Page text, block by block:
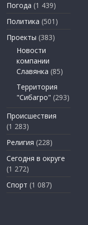
Погода (1 439)
Политика (501)
Проекты (383)
Новости
компании
Славянка (85)
Территория
"Сибагро" (293)
Происшествия
(1 283)
Религия (228)
Сегодня в округе
(1 272)
Спорт (1 087)